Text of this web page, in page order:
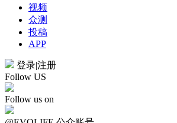
视频
众测
投稿
APP
登录|注册
Follow US
Follow us on